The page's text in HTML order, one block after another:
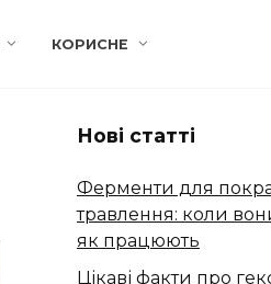
КОРИСНЕ
Нові статті
Ферменти для
травлення: коли
як працюють
Цікаві факти про